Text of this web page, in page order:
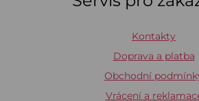
Kontakty
Doprava a platba
Obchodní
Vrácení a